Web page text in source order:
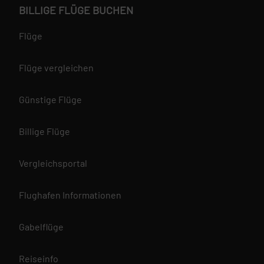
BILLIGE FLÜGE BUCHEN
Flüge
Flüge vergleichen
Günstige Flüge
Billige Flüge
Vergleichsportal
Flughafen Informationen
Gabelflüge
Reiseinfo